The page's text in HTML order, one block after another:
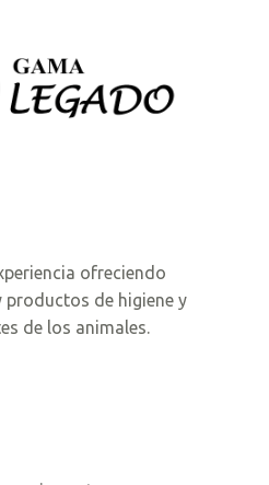
ofreciendo
productos de higiene y
de los animales.